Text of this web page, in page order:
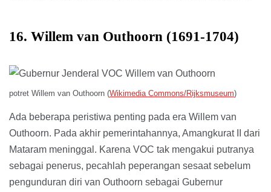
16. Willem van Outhoorn (1691-1704)
potret Willem van Outhoorn (Wikimedia Commons/Rijksmuseum)
Ada beberapa peristiwa penting pada era Willem van
Outhoorn. Pada akhir pemerintahannya, Amangkurat II dari
Mataram meninggal. Karena VOC tak mengakui putranya
sebagai penerus, pecahlah peperangan sesaat sebelum
pengunduran diri van Outhoorn sebagai Gubernur